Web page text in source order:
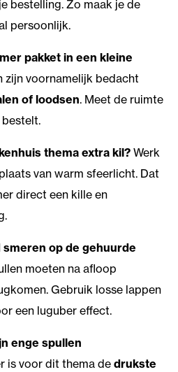
bestelling. Zo maak je de
persoonlijk.
pakket in een kleine
zijn voornamelijk bedacht
of loodsen. Meet de ruimte
thema extra kil?Werk
van warm sfeerlicht. Dat
direct een kille en
op de gehuurde
moeten na afloop
Gebruik losse lappen
een luguber effect.
enge spullen
is voor dit thema dedrukste